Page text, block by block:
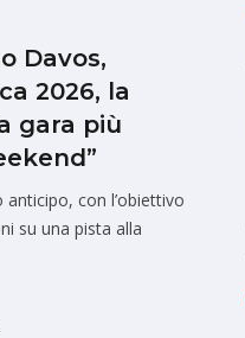
Davos,
2026, la
gara più
con l’obiettivo
su una pista alla